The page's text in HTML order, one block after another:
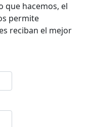
que hacemos, el
permite
reciban el mejor